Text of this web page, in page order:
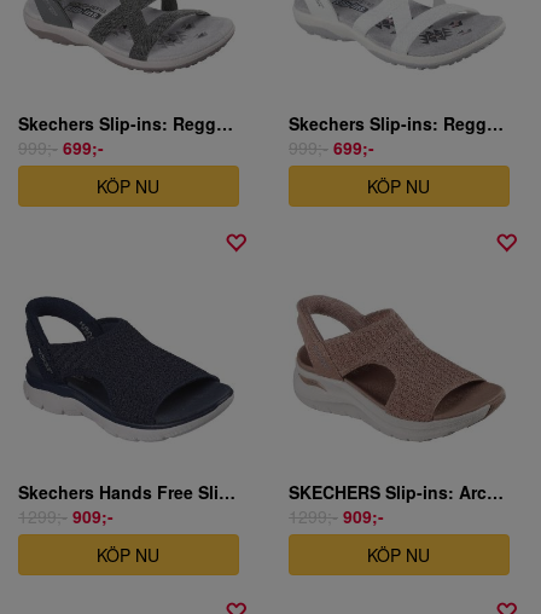
Skechers Slip-ins: Reggae Slim - Stretch Flex - Olivgrön
999;- 699;-
KÖP NU
Skechers Slip-ins: Reggae Slim - Stretch Flex - Vit
999;- 699;-
KÖP NU
Skechers Hands Free Slip - Summits - Sweetly Evolved
1299;- 909;-
KÖP NU
SKECHERS Slip-ins: Arch Fit 2.0 - My Everyday
1299;- 909;-
KÖP NU